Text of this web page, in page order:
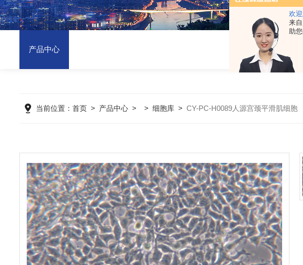
欢迎
来
助
产品中心
当前位置：首页 > 产品中心 > >细胞库 >CY-PC-H0089人源宫颈平滑肌细胞